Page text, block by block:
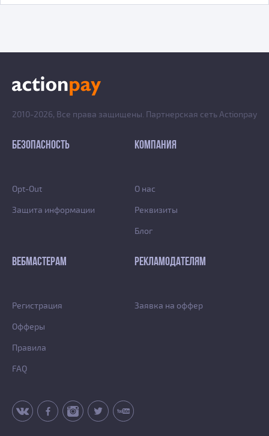
2010-2026, Все права защищены. Партнерская сеть Actionpay
БЕЗОПАСНОСТЬ
Opt-Out
Защита информации
КОМПАНИЯ
О нас
Реквизиты
Блог
ВЕБМАСТЕРАМ
Регистрация
Офферы
Правила
FAQ
РЕКЛАМОДАТЕЛЯМ
Заявка на оффер
vk fb inst tw yt